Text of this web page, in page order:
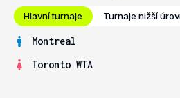
Hlavní turnaje Turnaje nižší
Montreal
Toronto WTA